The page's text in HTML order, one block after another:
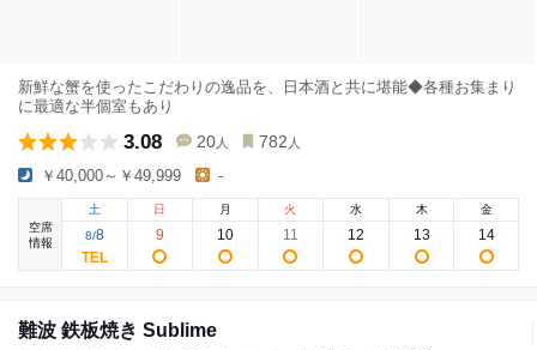
新鮮な蟹を使ったこだわりの逸品を、日本酒と共に堪能◆各種お集まり
に最適な半個室もあり
3.08 20 人 782 人
￥40,000～￥49,999 -
空席
情報
土
8/8
日
9
月
10
火
11
水
12
木
13
金
14
難波 鉄板焼き Sublime